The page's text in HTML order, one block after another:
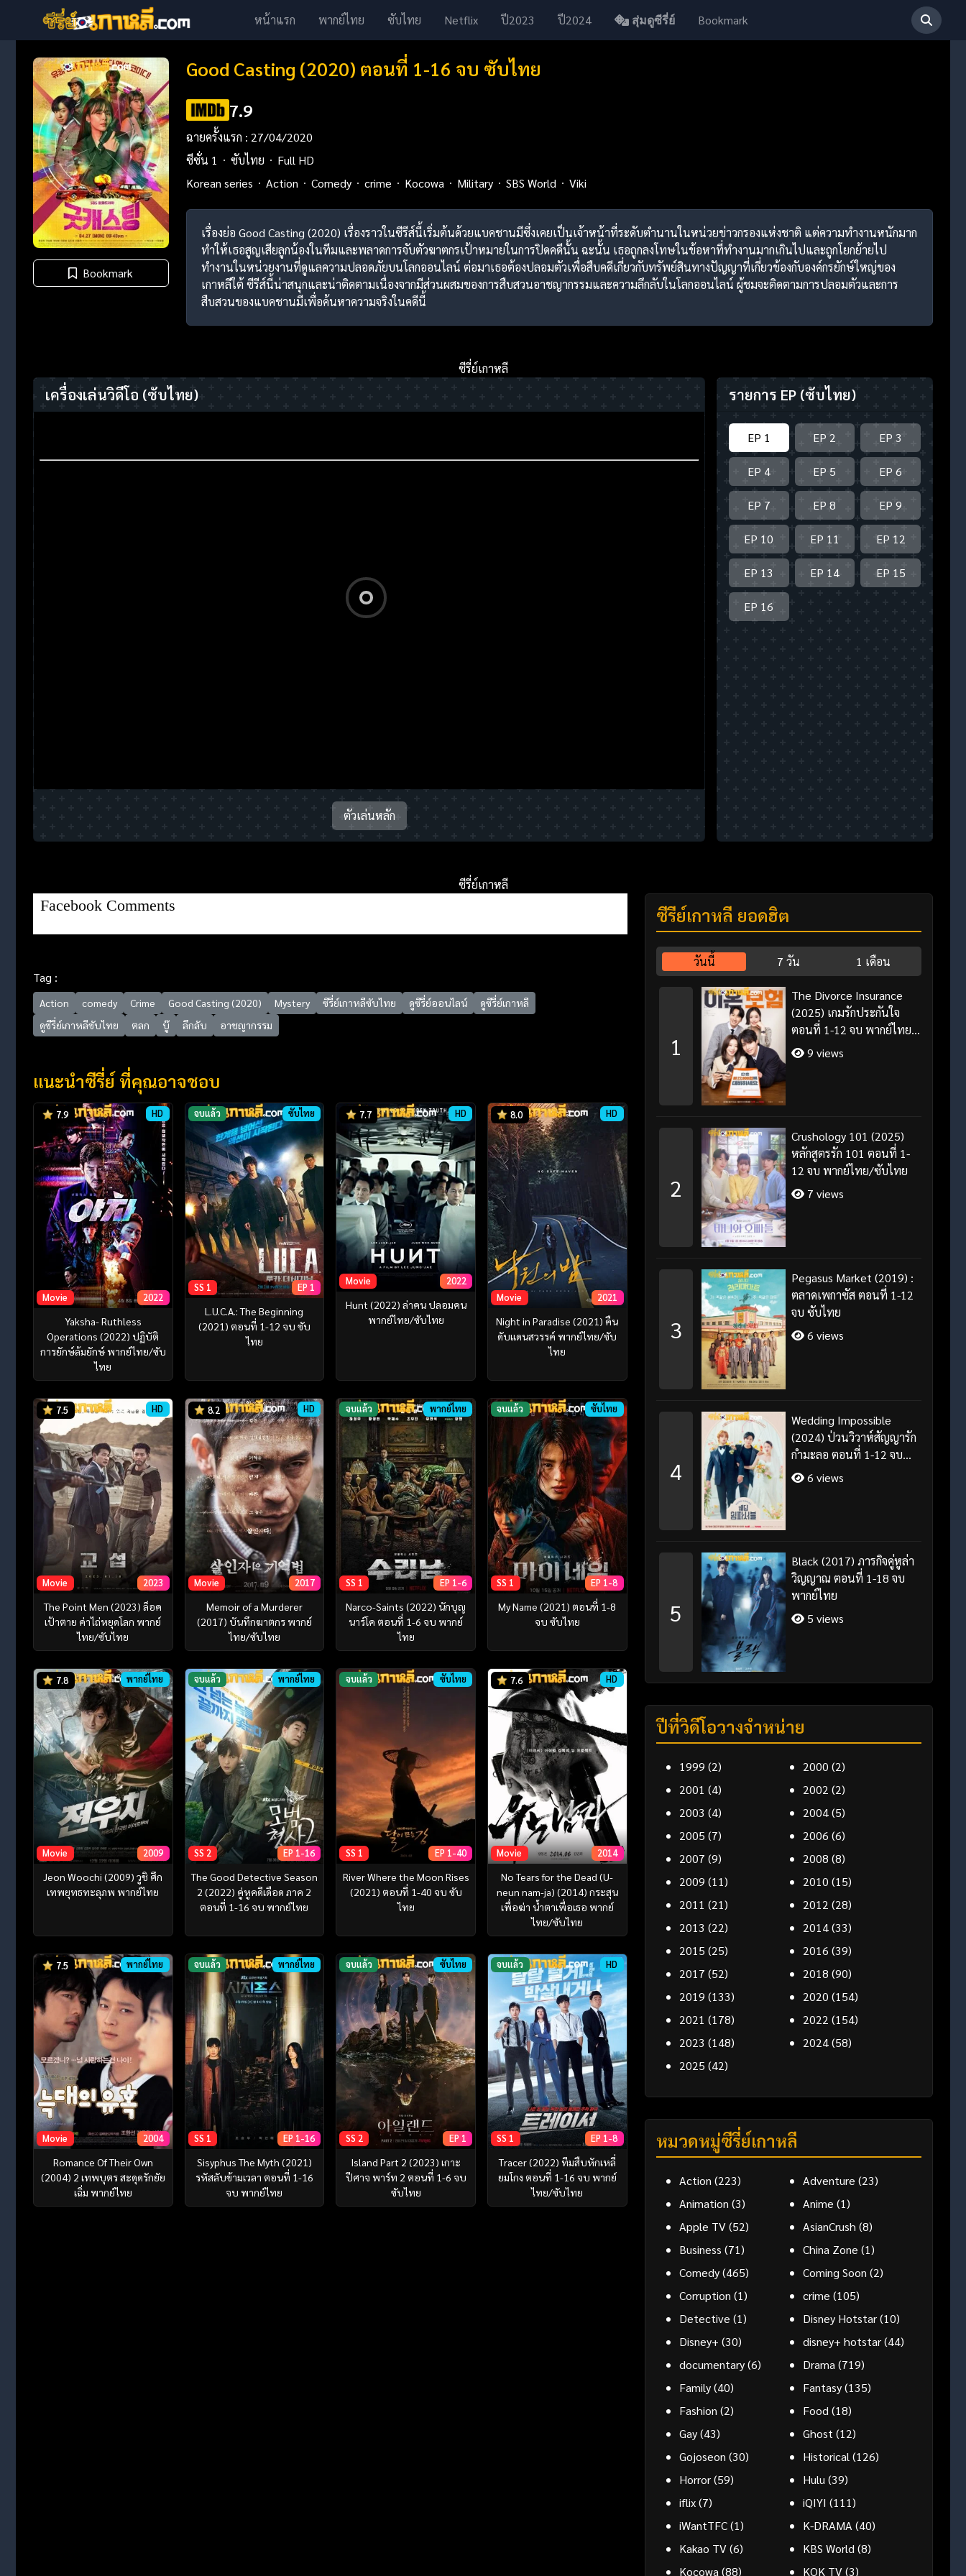
หน้าแรก พากย์ไทย ซับไทย Netflix ปี2023 ปี2024 สุ่มดูซีรี่ย์ Bookmark
Bookmark
Good Casting (2020) ตอนที่ 1-16 จบ ซับไทย
7.9
ฉายครั้งแรก : 27/04/2020
ซีซั่น 1
ซับไทย
Full HD
Korean series
Action Comedy crime Kocowa Military SBS World Viki
เรื่องย่อ Good Casting (2020) เรื่องราวในซีรีส์นี้เริ่มต้นด้วยแบคชานมีซึ่งเคยเป็นเจ้าหน้าที่ระดับตำนานในหน่วยข่าวกรองแห่งชาติ แต่ความทำงานหนักมาก
ทำให้เธอสูญเสียลูกน้องในทีมและพลาดการจับตัวฆาตกรเป้าหมายในการปิดคดีนั้น ฉะนั้น เธอถูกลงโทษในข้อหาที่ทำงานมากเกินไปและถูกโยกย้ายไป
ทำงานในหน่วยงานที่ดูแลความปลอดภัยบนโลกออนไลน์ ต่อมาเธอต้องปลอมตัวเพื่อสืบคดีเกี่ยวกับทรัพย์สินทางปัญญาที่เกี่ยวข้องกับองค์กรยักษ์ใหญ่ของ
เกาหลีใต้ ซีรีส์นี้น่าสนุกและน่าติดตามเนื่องจากมีส่วนผสมของการสืบสวนอาชญากรรมและความลึกลับในโลกออนไลน์ ผู้ชมจะติดตามการปลอมตัวและการ
สืบสวนของแบคชานมีเพื่อค้นหาความจริงในคดีนี้
ซีรี่ย์เกาหลี
เครื่องเล่นวิดีโอ (ซับไทย)
ตัวเล่นหลัก
รายการ EP (ซับไทย)
EP 1 EP 2 EP 3
EP 4 EP 5 EP 6
EP 7 EP 8 EP 9
EP 10 EP 11 EP 12
EP 13 EP 14 EP 15
EP 16
ซีรี่ย์เกาหลี
Facebook Comments
Tag :
Action comedy Crime Good Casting (2020) Mystery ซีรี่ย์เกาหลีซับไทย ดูซีรี่ย์ออนไลน์
ดูซีรี่ย์เกาหลี
ดูซีรี่ย์เกาหลีซับไทย
ตลก บู๊ ลึกลับ อาชญากรรม
แนะนำซีรี่ย์ ที่คุณอาจชอบ
7.9 HD
Movie 2022
Yaksha- Ruthless
Operations (2022) ปฏิบัติ
การยักษ์ล้มยักษ์ พากย์ไทย/ซับ
ไทย
จบแล้ว ซับไทย
SS 1 EP 1
L.U.C.A.: The Beginning
(2021) ตอนที่ 1-12 จบ ซับ
ไทย
7.7 HD
Movie 2022
Hunt (2022) ล่าคน ปลอมคน
พากย์ไทย/ซับไทย
8.0 HD
Movie 2021
Night in Paradise (2021) คืน
ดับแดนสวรรค์ พากย์ไทย/ซับ
ไทย
7.5 HD
Movie 2023
The Point Men (2023) ล็อค
เป้าตาย ค่าไถ่หยุดโลก พากย์
ไทย/ซับไทย
8.2 HD
Movie 2017
Memoir of a Murderer
(2017) บันทึกฆาตกร พากย์
ไทย/ซับไทย
จบแล้ว พากย์ไทย
SS 1 EP 1-6
Narco-Saints (2022) นักบุญ
นาร์โค ตอนที่ 1-6 จบ พากย์
ไทย
จบแล้ว ซับไทย
SS 1 EP 1-8
My Name (2021) ตอนที่ 1-8
จบ ซับไทย
7.8 พากย์ไทย
Movie 2009
Jeon Woochi (2009) วูชิ ศึก
เทพยุทธทะลุภพ พากย์ไทย
จบแล้ว พากย์ไทย
SS 2 EP 1-16
The Good Detective Season
2 (2022) คู่หูคดีเดือด ภาค 2
ตอนที่ 1-16 จบ พากย์ไทย
จบแล้ว ซับไทย
SS 1 EP 1-40
River Where the Moon Rises
(2021) ตอนที่ 1-40 จบ ซับ
ไทย
7.6 HD
Movie 2014
No Tears for the Dead (U-
neun nam-ja) (2014) กระสุน
เพื่อฆ่า น้ำตาเพื่อเธอ พากย์
ไทย/ซับไทย
7.5 พากย์ไทย
Movie 2004
Romance Of Their Own
(2004) 2 เทพบุตร สะดุดรักยัย
เฉิ่ม พากย์ไทย
จบแล้ว พากย์ไทย
SS 1 EP 1-16
Sisyphus The Myth (2021)
รหัสลับข้ามเวลา ตอนที่ 1-16
จบ พากย์ไทย
จบแล้ว ซับไทย
SS 2 EP 1
Island Part 2 (2023) เกาะ
ปีศาจ พาร์ท 2 ตอนที่ 1-6 จบ
ซับไทย
จบแล้ว HD
SS 1 EP 1-8
Tracer (2022) ทีมสืบหักเหลี่
ยมโกง ตอนที่ 1-16 จบ พากย์
ไทย/ซับไทย
ซีรี่ย์เกาหลี ยอดฮิต
วันนี้ 7 วัน 1 เดือน
1
The Divorce Insurance
(2025) เกมรักประกันใจ
ตอนที่ 1-12 จบ พากย์ไทย
ซับไทย9 views
2
Crushology 101 (2025)
หลักสูตรรัก 101 ตอนที่ 1-
12 จบ พากย์ไทย/ซับไทย
7 views
3
Pegasus Market (2019) :
ตลาดเพกาซัส ตอนที่ 1-12
จบ ซับไทย
6 views
4
Wedding Impossible
(2024) ป่วนวิวาห์สัญญารัก
กำมะลอ ตอนที่ 1-12 จบ
พากย์ไทย/ซับไทย
6 views
5
Black (2017) ภารกิจคู่หูล่า
วิญญาณ ตอนที่ 1-18 จบ
พากย์ไทย
5 views
ปีที่วิดีโอวางจำหน่าย
1999 (2) 2000 (2)
2001 (4) 2002 (2)
2003 (4) 2004(5)
2005 (7) 2006 (6)
2007 (9) 2008 (8)
2009 (11) 2010 (15)
2011 (21) 2012 (28)
2013 (22) 2014(33)
2015 (25) 2016 (39)
2017 (52) 2018 (90)
2019 (133) 2020 (154)
2021 (178) 2022 (154)
2023 (148) 2024(58)
2025 (42)
หมวดหมู่ซีรี่ย์เกาหลี
Action (223) Adventure (23)
Animation (3) Anime (1)
Apple TV(52) AsianCrush (8)
Business (71) China Zone (1)
Comedy(465) Coming Soon (2)
Corruption (1) crime (105)
Detective (1) Disney Hotstar(10)
Disney+ (30) disney+ hotstar(44)
documentary(6) Drama (719)
Family(40) Fantasy(135)
Fashion (2) Food (18)
Gay(43) Ghost (12)
Gojoseon (30) Historical (126)
Horror(59) Hulu (39)
iflix(7) iQIYI (111)
iWantTFC(1) K-DRAMA (40)
Kakao TV(6) KBS World (8)
Kocowa (88) KOK TV(3)